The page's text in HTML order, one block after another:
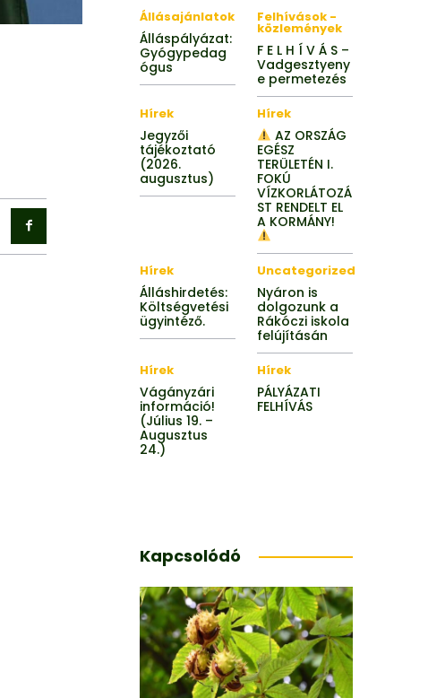
Állásajánlatok
Álláspályázat:
Gyógypedag
ógus
Felhívások -
közlemények
F E L H Í V Á S –
Vadgesztyeny
e permetezés
Hírek
Jegyzői
tájékoztató
(2026.
augusztus)
Hírek
AZ ORSZÁG
EGÉSZ
TERÜLETÉN I.
FOKÚ
VÍZKORLÁTOZÁ
ST RENDELT EL
A KORMÁNY!
Hírek
Álláshirdetés:
Költségvetési
ügyintéző.
Uncategorized
Nyáron is
dolgozunk a
Rákóczi iskola
felújításán
Hírek
Vágányzári
információ!
(Július 19. –
Augusztus
24.)
Hírek
PÁLYÁZATI
FELHÍVÁS
Kapcsolódó